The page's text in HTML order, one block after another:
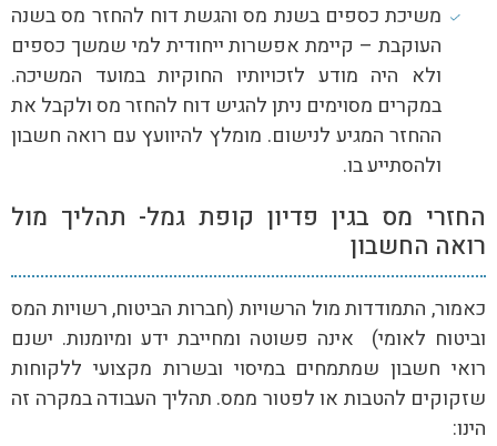
משיכת כספים בשנת מס והגשת דוח להחזר מס בשנה
העוקבת – קיימת אפשרות ייחודית למי שמשך כספים
ולא היה מודע לזכויותיו החוקיות במועד המשיכה.
במקרים מסוימים ניתן להגיש דוח להחזר מס ולקבל את
ההחזר המגיע לנישום. מומלץ להיוועץ עם רואה חשבון
ולהסתייע בו.
החזרי מס בגין פדיון קופת גמל- תהליך מול
רואה החשבון
כאמור, התמודדות מול הרשויות (חברות הביטוח, רשויות המס
וביטוח לאומי) אינה פשוטה ומחייבת ידע ומיומנות. ישנם
רואי חשבון שמתמחים במיסוי ובשרות מקצועי ללקוחות
שזקוקים להטבות או לפטור ממס. תהליך העבודה במקרה זה
הינו: